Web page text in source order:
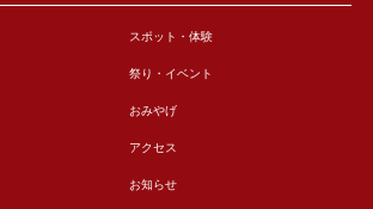
スポット・体験
祭り・イベント
おみやげ
アクセス
お知らせ